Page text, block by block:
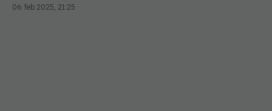
06 feb 2025, 21:25